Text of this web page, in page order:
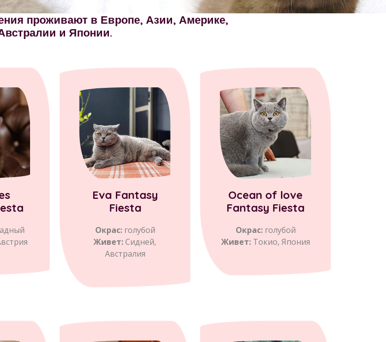
проживают в Европе, Азии, Америке,
и Японии.
Eva Fantasy
Fiesta
Окрас:голубой
Живет:Сидней,
Австралия
Ocean of love
Fantasy Fiesta
Окрас:голубой
Живет:Токио, Япония